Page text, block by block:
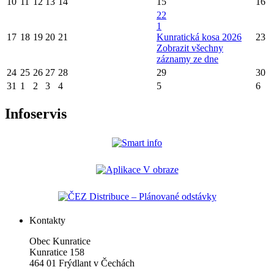
17 18 19 20 21
22
1
Kunratická kosa 2026
Zobrazit všechny
záznamy ze dne
23
24 25 26 27 28 29
30
31 1 2 3 4 5 6
Infoservis
Kontakty
Obec Kunratice
Kunratice 158
464 01 Frýdlant v Čechách